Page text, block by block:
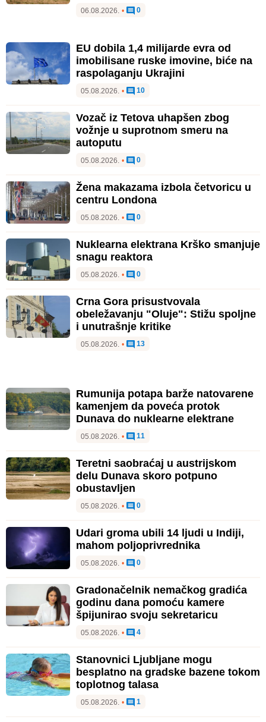
06.08.2026. • 0
EU dobila 1,4 milijarde evra od
imobilisane ruske imovine, biće na
raspolaganju Ukrajini
05.08.2026. • 10
Vozač iz Tetova uhapšen zbog
vožnje u suprotnom smeru na
autoputu
05.08.2026. • 0
Žena makazama izbola četvoricu u
centru Londona
05.08.2026. • 0
Nuklearna elektrana Krško smanjuje
snagu reaktora
05.08.2026. • 0
Crna Gora prisustvovala
obeležavanju "Oluje": Stižu spoljne
i unutrašnje kritike
05.08.2026. • 13
Rumunija potapa barže natovarene
kamenjem da poveća protok
Dunava do nuklearne elektrane
05.08.2026. • 11
Teretni saobraćaj u austrijskom
delu Dunava skoro potpuno
obustavljen
05.08.2026. • 0
Udari groma ubili 14 ljudi u Indiji,
mahom poljoprivrednika
05.08.2026. • 0
Gradonačelnik nemačkog gradića
godinu dana pomoću kamere
špijunirao svoju sekretaricu
05.08.2026. • 4
Stanovnici Ljubljane mogu
besplatno na gradske bazene tokom
toplotnog talasa
05.08.2026. • 1